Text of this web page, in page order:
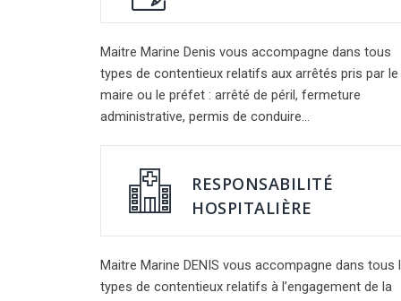
Maitre Marine Denis vous accompagne dans tous
types de contentieux relatifs aux arrêtés pris par le
maire ou le préfet : arrêté de péril, fermeture
administrative, permis de conduire…
RESPONSABILITÉ
HOSPITALIÈRE
Maitre Marine DENIS vous accompagne dans tous
types de contentieux relatifs à l’engagement de la